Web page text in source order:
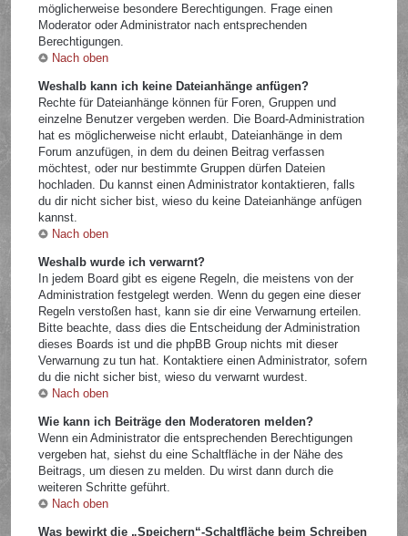
möglicherweise besondere Berechtigungen. Frage einen
Moderator oder Administrator nach entsprechenden
Berechtigungen.
Nach oben
Weshalb kann ich keine Dateianhänge anfügen?
Rechte für Dateianhänge können für Foren, Gruppen und
einzelne Benutzer vergeben werden. Die Board-Administration
hat es möglicherweise nicht erlaubt, Dateianhänge in dem
Forum anzufügen, in dem du deinen Beitrag verfassen
möchtest, oder nur bestimmte Gruppen dürfen Dateien
hochladen. Du kannst einen Administrator kontaktieren, falls
du dir nicht sicher bist, wieso du keine Dateianhänge anfügen
kannst.
Nach oben
Weshalb wurde ich verwarnt?
In jedem Board gibt es eigene Regeln, die meistens von der
Administration festgelegt werden. Wenn du gegen eine dieser
Regeln verstoßen hast, kann sie dir eine Verwarnung erteilen.
Bitte beachte, dass dies die Entscheidung der Administration
dieses Boards ist und die phpBB Group nichts mit dieser
Verwarnung zu tun hat. Kontaktiere einen Administrator, sofern
du die nicht sicher bist, wieso du verwarnt wurdest.
Nach oben
Wie kann ich Beiträge den Moderatoren melden?
Wenn ein Administrator die entsprechenden Berechtigungen
vergeben hat, siehst du eine Schaltfläche in der Nähe des
Beitrags, um diesen zu melden. Du wirst dann durch die
weiteren Schritte geführt.
Nach oben
Was bewirkt die „Speichern“-Schaltfläche beim Schreiben